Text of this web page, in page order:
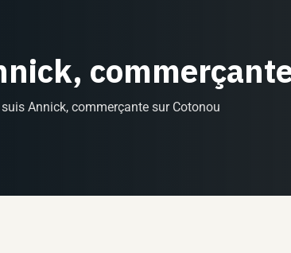
Annick, commerçante sur Cotonou